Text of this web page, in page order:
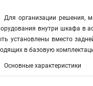
Для организации решения,
внутри шкафа в
установлены вместо
в базовую
Основные характеристики